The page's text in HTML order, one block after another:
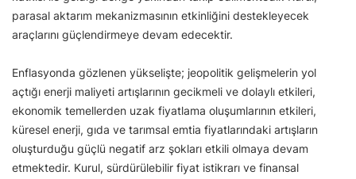
parasal aktarım mekanizmasının etkinliğini destekleyecek
araçlarını güçlendirmeye devam edecektir.
Enflasyonda gözlenen yükselişte; jeopolitik gelişmelerin yol
açtığı enerji maliyeti artışlarının gecikmeli ve dolaylı etkileri,
ekonomik temellerden uzak fiyatlama oluşumlarının etkileri,
küresel enerji, gıda ve tarımsal emtia fiyatlarındaki artışların
oluşturduğu güçlü negatif arz şokları etkili olmaya devam
etmektedir. Kurul, sürdürülebilir fiyat istikrarı ve finansal